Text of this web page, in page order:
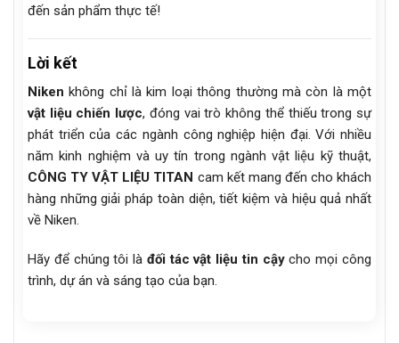
đến sản phẩm thực tế!
Lời kết
Niken không chỉ là kim loại thông thường mà còn là một
vật liệu chiến lược, đóng vai trò không thể thiếu trong sự
phát triển của các ngành công nghiệp hiện đại. Với nhiều
năm kinh nghiệm và uy tín trong ngành vật liệu kỹ thuật,
CÔNG TY VẬT LIỆU TITAN cam kết mang đến cho khách
hàng những giải pháp toàn diện, tiết kiệm và hiệu quả nhất
về Niken.
Hãy để chúng tôi là đối tác vật liệu tin cậycho mọi công
trình, dự án và sáng tạo của bạn.